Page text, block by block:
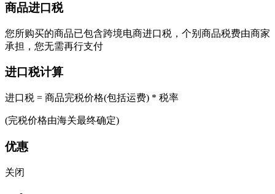
商品进口税
您所购买的商品已包含跨境电商进口税，个别商品税费由商家
承担，您无需再行支付
进口税计算
进口税 = 商品完税价格(包括运费) * 税率
(完税价格由海关最终确定)
优惠
关闭